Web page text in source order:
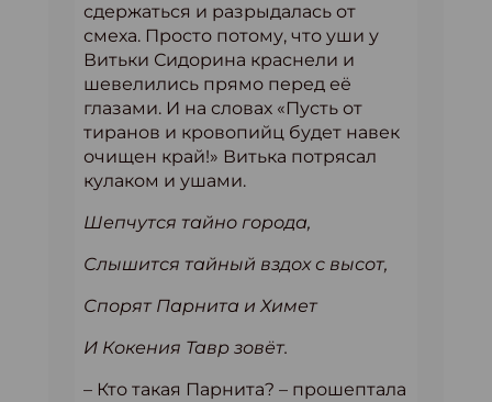
сдержаться и разрыдалась от
смеха. Просто потому, что уши у
Витьки Сидорина краснели и
шевелились прямо перед её
глазами. И на словах «Пусть от
тиранов и кровопийц будет навек
очищен край!» Витька потрясал
кулаком и ушами.
Шепчутся тайно города,
Слышится тайный вздох с высот,
Спорят Парнита и Химет
И Кокения Тавр зовёт.
– Кто такая Парнита? – прошептала